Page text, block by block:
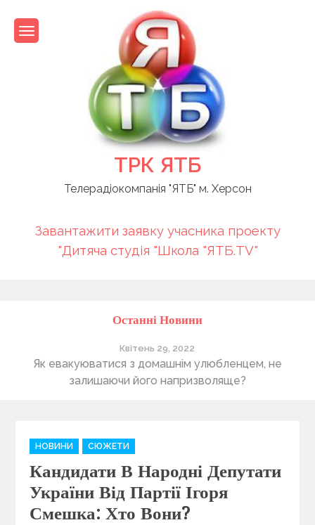
content
ТРК ЯТБ
Телерадіокомпанія "ЯТБ" м. Херсон
Завантажити заявку учасника проекту
"Дитяча студія "Школа "ЯТБ.TV"
Останні Новини
Квітень 29, 2022
Як евакуюватися з домашнім улюбленцем, не
залишаючи його напризволяще?
C
a
e
g
o
НОВИНИ СЮЖЕТИ
Кандидати В Народні Депутати
України Від Партії Ігоря
Смешка: Хто Вони?